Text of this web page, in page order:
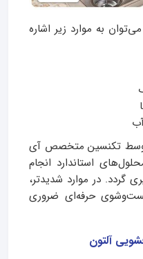
به موارد زیر اشاره
توسط تکنسین متخصص آی
استاندارد انجام
گردد. در موارد شدیدتر،
حرفه‌ای ضروری